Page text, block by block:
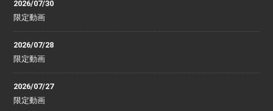
2026/07/30
限定動画
2026/07/28
限定動画
2026/07/27
限定動画